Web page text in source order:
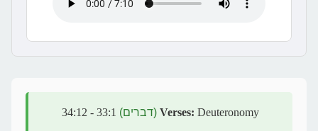
Verses: Deuteronomy (דברים)